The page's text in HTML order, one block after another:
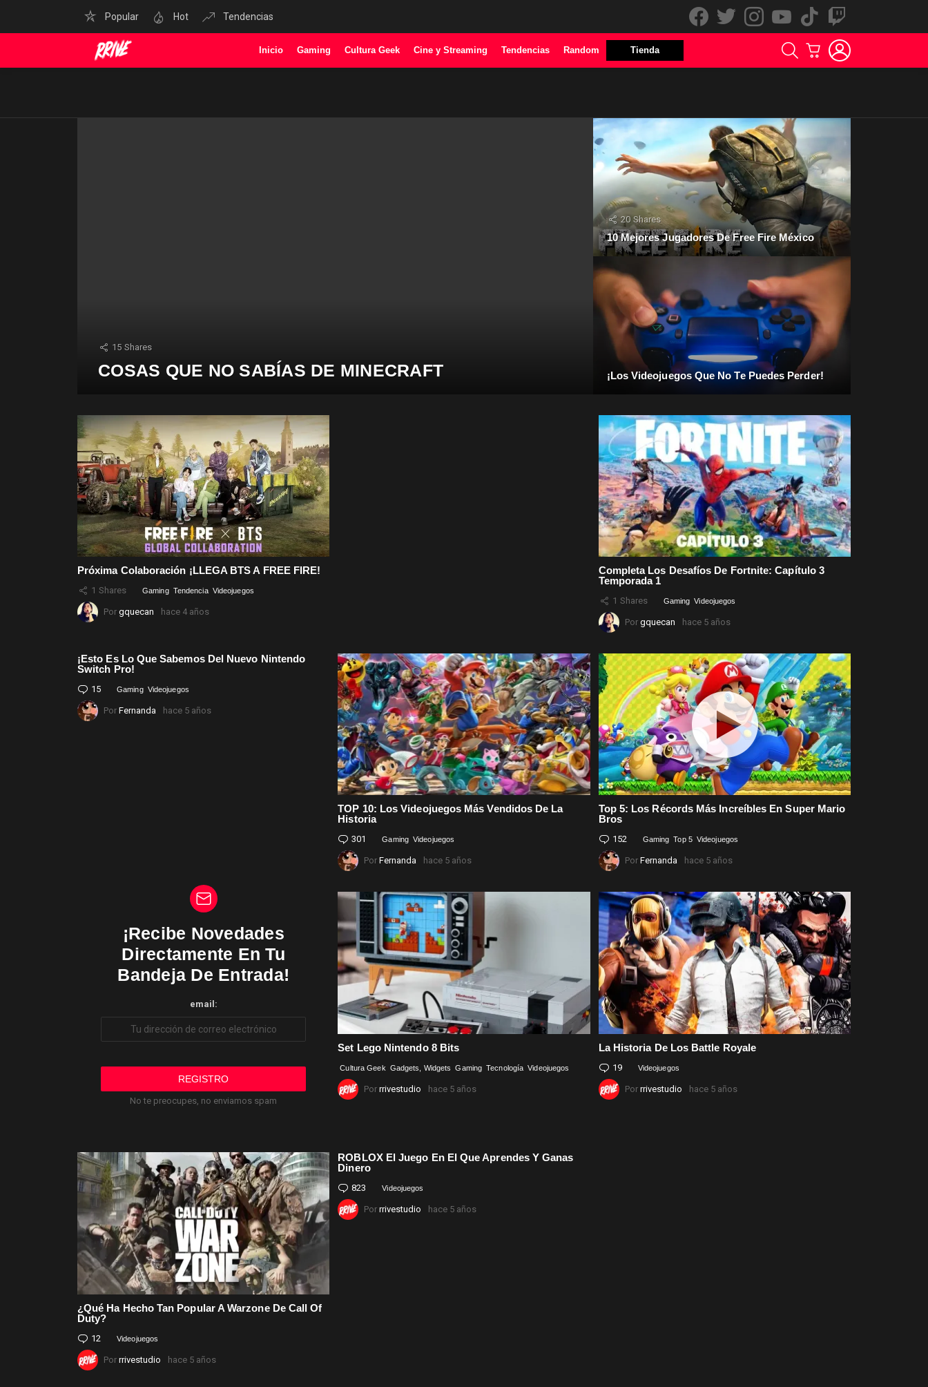
Popular Hot Tendencias
Inicio Gaming Cultura Geek Cine y Streaming Tendencias Random Tienda
BUSCARCARRITO
15 Shares
COSAS QUE NO SABÍAS DE MINECRAFT
20 Shares
10 Mejores Jugadores De Free Fire México
¡Los Videojuegos Que No Te Puedes Perder!
1 Shares Gaming Tendencia Videojuegos
Próxima Colaboración ¡LLEGA BTS A FREE FIRE!
Por gquecan hace 4 años
1 Shares Gaming Videojuegos
Completa Los Desafíos De Fortnite: Capítulo 3
Temporada 1
Por gquecan hace 5 años
15 Comentarios
Gaming Videojuegos
¡Esto Es Lo Que Sabemos Del Nuevo Nintendo
Switch Pro!
Por Fernanda hace 5 años
301 Comentarios
Gaming Videojuegos
TOP 10: Los Videojuegos Más Vendidos De La
Historia
Por Fernanda hace 5 años
152 Comentarios
Gaming Top 5 Videojuegos
Top 5: Los Récords Más Increíbles En Super Mario
Bros
Por Fernanda hace 5 años
¡Recibe Novedades
Directamente En Tu
Bandeja De Entrada!
email:
No te preocupes, no enviamos spam
Cultura Geek Gadgets, Widgets Gaming Tecnología Videojuegos
Set Lego Nintendo 8 Bits
Por rrivestudio hace 5 años
19 Comentarios
Videojuegos
La Historia De Los Battle Royale
Por rrivestudio hace 5 años
12 Comentarios
Videojuegos
¿Qué Ha Hecho Tan Popular A Warzone De Call Of
Duty?
Por rrivestudio hace 5 años
823 Comentarios
Videojuegos
ROBLOX El Juego En El Que Aprendes Y Ganas
Dinero
Por rrivestudio hace 5 años